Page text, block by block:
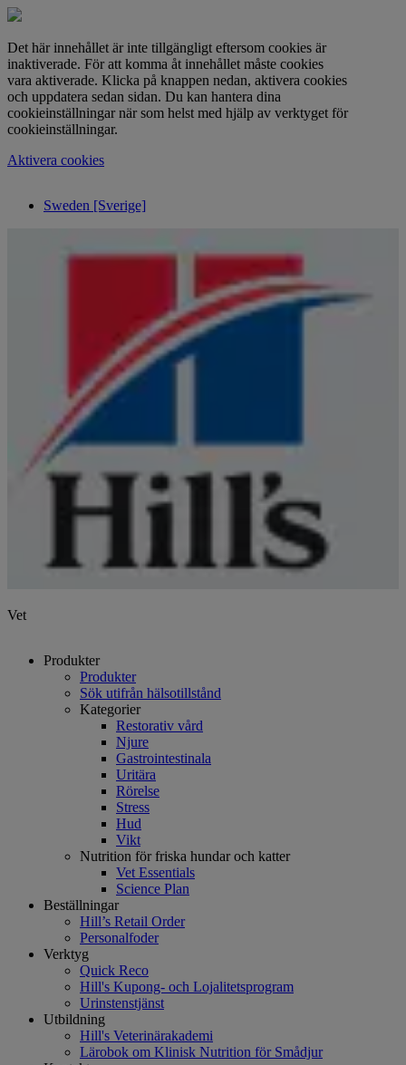
Det här innehållet är inte tillgängligt eftersom cookies är
inaktiverade. För att komma åt innehållet måste cookies
vara aktiverade. Klicka på knappen nedan, aktivera cookies
och uppdatera sedan sidan. Du kan hantera dina
cookieinställningar när som helst med hjälp av verktyget för
cookieinställningar.
Aktivera cookies
Sweden [Sverige]
Vet
Produkter
Produkter
Sök utifrån hälsotillstånd
Kategorier
Restorativ vård
Njure
Gastrointestinala
Uritära
Rörelse
Stress
Hud
Vikt
Nutrition för friska hundar och katter
Vet Essentials
Science Plan
Beställningar
Hill’s Retail Order
Personalfoder
Verktyg
Quick Reco
Hill's Kupong- och Lojalitetsprogram
Urinstenstjänst
Utbildning
Hill's Veterinärakademi
Lärobok om Klinisk Nutrition för Smådjur